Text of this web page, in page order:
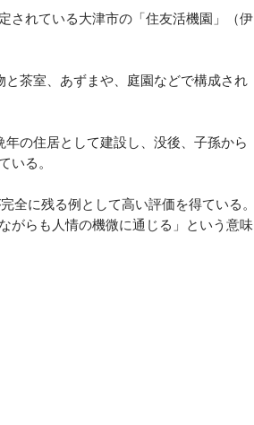
されている大津市の「住友活機園」（伊
茶室、あずまや、庭園などで構成され
の住居として建設し、没後、子孫から
いる。
に残る例として高い評価を得ている。
がらも人情の機微に通じる」という意味